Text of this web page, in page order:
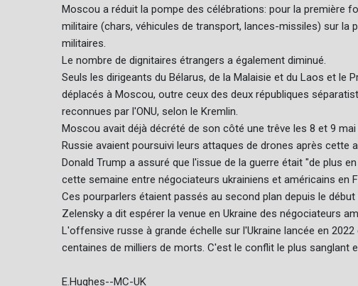
Moscou a réduit la pompe des célébrations: pour la première
militaire (chars, véhicules de transport, lances-missiles) sur la
militaires.
Le nombre de dignitaires étrangers a également diminué.
Seuls les dirigeants du Bélarus, de la Malaisie et du Laos et le
déplacés à Moscou, outre ceux des deux républiques
reconnues par l'ONU, selon le Kremlin.
Moscou avait déjà décrété de son côté une trêve les 8 et 9
Russie avaient poursuivi leurs attaques de drones après cette
Donald Trump a assuré que l'issue de la guerre était "de plus
cette semaine entre négociateurs ukrainiens et américains en
Ces pourparlers étaient passés au second plan depuis le
Zelensky a dit espérer la venue en Ukraine des négociateurs
L'offensive russe à grande échelle sur l'Ukraine lancée en
centaines de milliers de morts. C'est le conflit le plus sanglant
E.Hughes--MC-UK